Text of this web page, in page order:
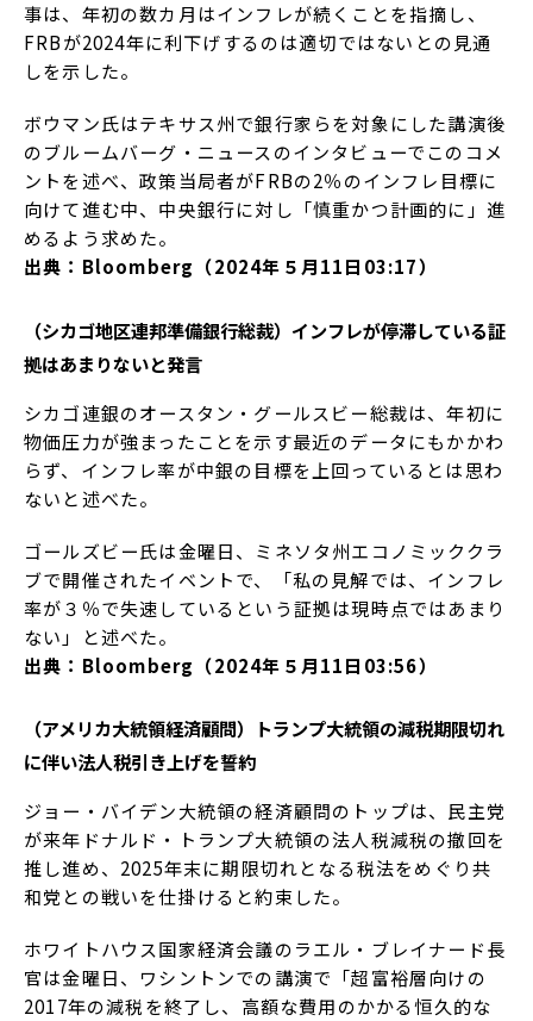
事は、年初の数カ月はインフレが続くことを指摘し、
FRBが2024年に利下げするのは適切ではないとの見通
しを示した。
ボウマン氏はテキサス州で銀行家らを対象にした講演後
のブルームバーグ・ニュースのインタビューでこのコメ
ントを述べ、政策当局者がFRBの2％のインフレ目標に
向けて進む中、中央銀行に対し「慎重かつ計画的に」進
めるよう求めた。
出典：Bloomberg（2024年５月11日03:17）
（シカゴ地区連邦準備銀行総裁）インフレが停滞している証
拠はあまりないと発言
シカゴ連銀のオースタン・グールスビー総裁は、年初に
物価圧力が強まったことを示す最近のデータにもかかわ
らず、インフレ率が中銀の目標を上回っているとは思わ
ないと述べた。
ゴールズビー氏は金曜日、ミネソタ州エコノミッククラ
ブで開催されたイベントで、「私の見解では、インフレ
率が３％で失速しているという証拠は現時点ではあまり
ない」と述べた。
出典：Bloomberg（2024年５月11日03:56）
（アメリカ大統領経済顧問）トランプ大統領の減税期限切れ
に伴い法人税引き上げを誓約
ジョー・バイデン大統領の経済顧問のトップは、民主党
が来年ドナルド・トランプ大統領の法人税減税の撤回を
推し進め、2025年末に期限切れとなる税法をめぐり共
和党との戦いを仕掛けると約束した。
ホワイトハウス国家経済会議のラエル・ブレイナード長
官は金曜日、ワシントンでの講演で「超富裕層向けの
2017年の減税を終了し、高額な費用のかかる恒久的な